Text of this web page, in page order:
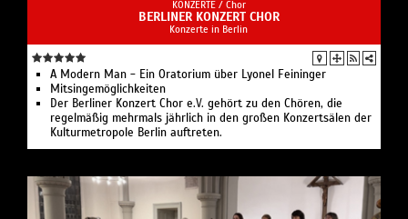
KONZERTE / Chor
BERLINER KONZERT CHOR
Konzerte in Berlin
A Modern Man - Ein Oratorium über Lyonel Feininger
Mitsingemöglichkeiten
Der Berliner Konzert Chor e.V. gehört zu den Chören, die
regelmäßig mehrmals jährlich in den großen Konzertsälen der
Kulturmetropole Berlin auftreten.